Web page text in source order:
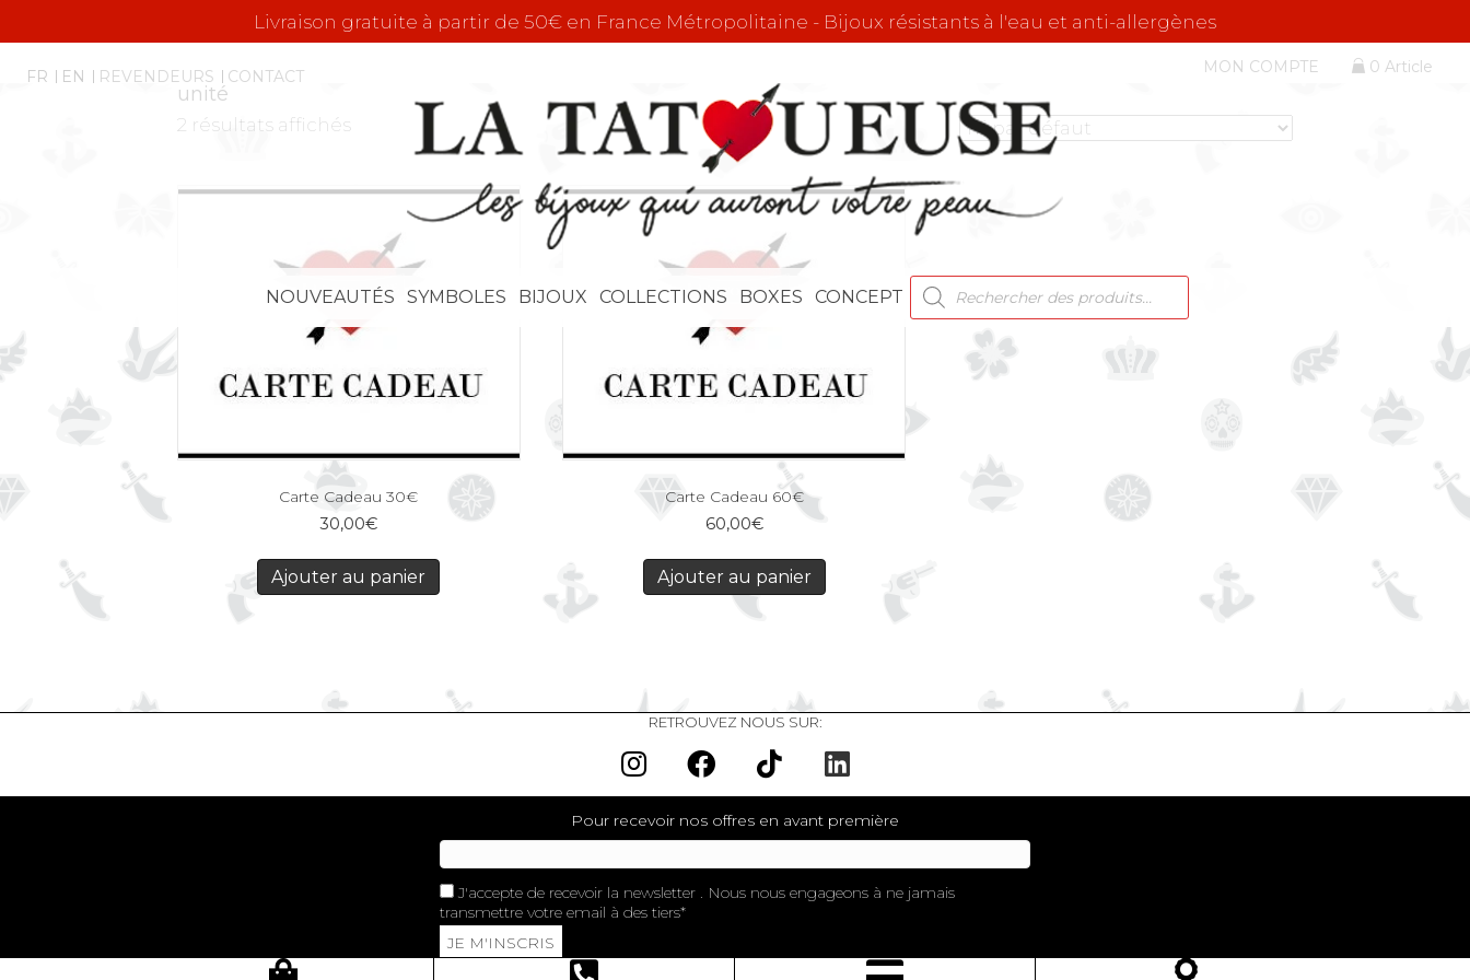
Livraison gratuite à partir de 50€ en France Métropolitaine - Bijoux résistants à l'eau et anti-allergènes
FR EN REVENDEURS CONTACT
MON COMPTE 0 Article
NOUVEAUTÉS SYMBOLES BIJOUX COLLECTIONS BOXES CONCEPT
RECHERCHE
DE
PRODUITS
unité
2 résultats affichés
Carte Cadeau 30€
30,00€
Ajouter au panier
Carte Cadeau 60€
60,00€
Ajouter au panier
RETROUVEZ NOUS SUR:
Pour recevoir nos offres en avant première
J'accepte de recevoir la newsletter . Nous nous engageons à ne jamais
transmettre votre email à des tiers
JE M'INSCRIS